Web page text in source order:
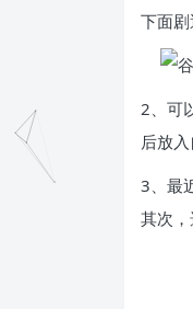
下面
2、可
后放
3、最
其次